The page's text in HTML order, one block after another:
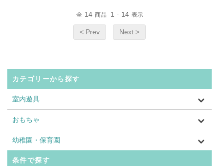
全 14 商品 1 - 14 表示
< Prev Next >
カテゴリーから探す
室内遊具
おもちゃ
幼稚園・保育園
条件で探す